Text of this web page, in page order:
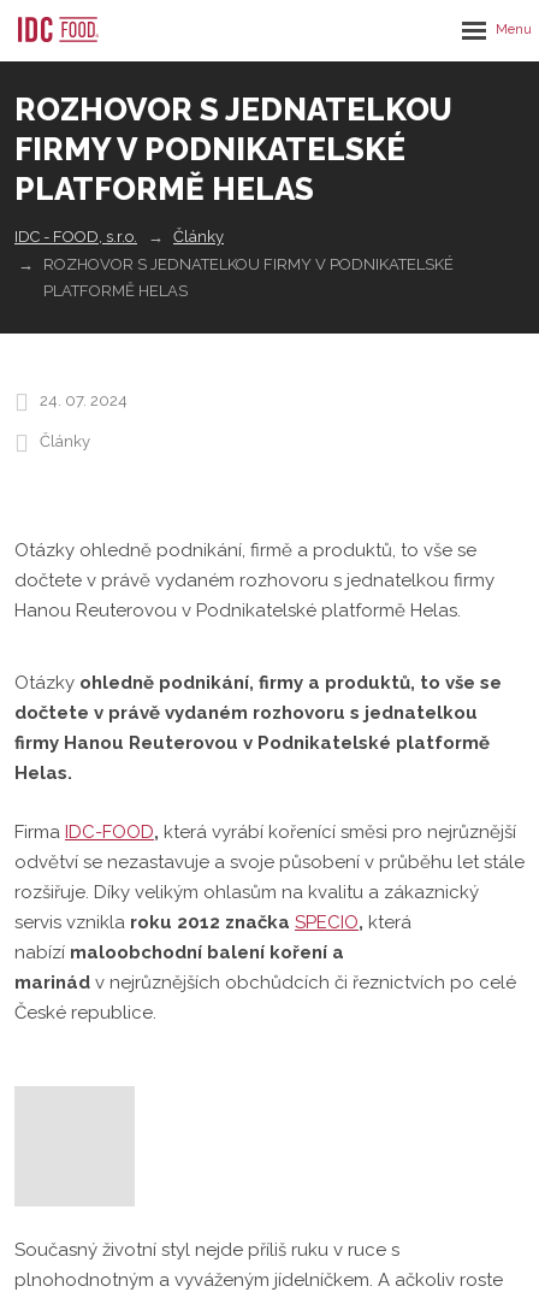
ROZHOVOR S JEDNATELKOU
FIRMY V PODNIKATELSKÉ
PLATFORMĚ HELAS
IDC - FOOD, s.r.o.
Články
ROZHOVOR S JEDNATELKOU FIRMY V PODNIKATELSKÉ
PLATFORMĚ HELAS
24. 07. 2024
Články
Otázky ohledně podnikání, firmě a produktů, to vše se
dočtete v právě vydaném rozhovoru s jednatelkou firmy
Hanou Reuterovou v Podnikatelské platformě Helas.
Otázky ohledně podnikání, firmy a produktů, to vše se
dočtete v právě vydaném rozhovoru s jednatelkou
firmy Hanou Reuterovou v Podnikatelské platformě
Helas.
Firma IDC-FOOD, která vyrábí kořenící směsi pro nejrůznější
odvětví se nezastavuje a svoje působení v průběhu let stále
rozšiřuje. Díky velikým ohlasům na kvalitu a zákaznický
servis vznikla roku 2012 značka SPECIO, která
nabízí maloobchodní balení koření a
marinád v nejrůznějších obchůdcích či řeznictvích po celé
České republice.
Současný životní styl nejde příliš ruku v ruce s
plnohodnotným a vyváženým jídelníčkem. A ačkoliv roste